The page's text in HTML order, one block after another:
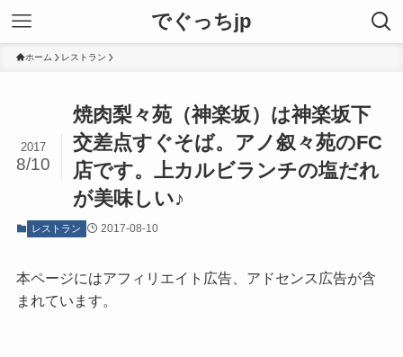
でぐっちjp
ホーム レストラン
焼肉梨々苑（神楽坂）は神楽坂下
交差点すぐそば。アノ叙々苑のFC
店です。上カルビランチの塩だれ
が美味しい♪
2017
8/10
レストラン 2017-08-10
本ページにはアフィリエイト広告、アドセンス広告が含
まれています。